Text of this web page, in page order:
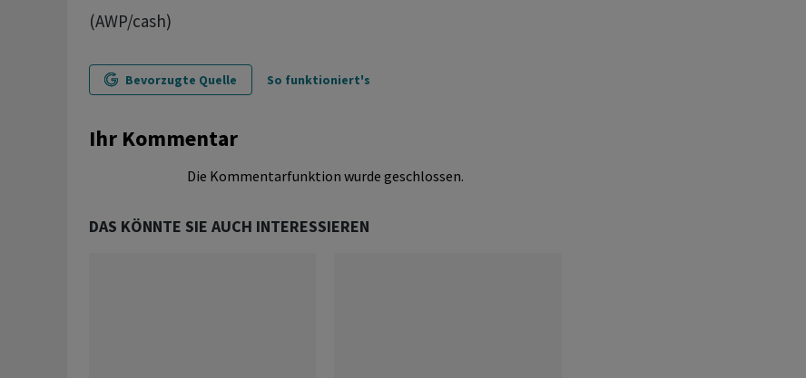
(AWP/cash)
Bevorzugte Quelle So funktioniert's
Ihr Kommentar
Die Kommentarfunktion wurde geschlossen.
DAS KÖNNTE SIE AUCH INTERESSIEREN